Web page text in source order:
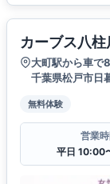
カーブス八柱
大町駅から車で
千葉県松戸市日
無料体験
営業
平日 10:00